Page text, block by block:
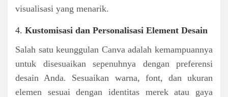
visualisasi yang menarik.
4. Kustomisasi dan Personalisasi Element Desain
Salah satu keunggulan Canva adalah kemampuannya
untuk disesuaikan sepenuhnya dengan preferensi
desain Anda. Sesuaikan warna, font, dan ukuran
elemen sesuai dengan identitas merek atau gaya